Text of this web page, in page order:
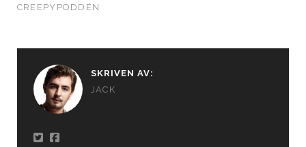
CREEPYPODDEN
SKRIVEN AV:
JACK